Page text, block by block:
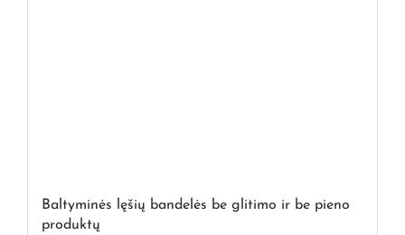
Baltyminės lęšių bandelės be glitimo ir be pieno
produktų